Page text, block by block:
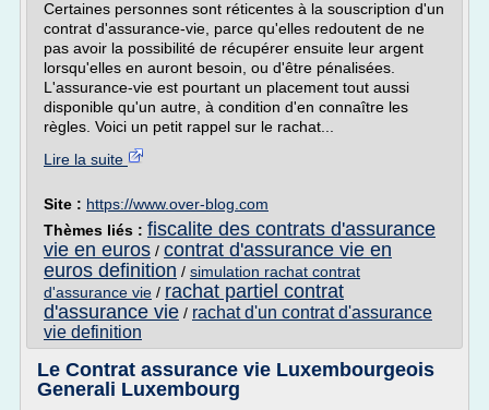
Certaines personnes sont réticentes à la souscription d'un
contrat d'assurance-vie, parce qu'elles redoutent de ne
pas avoir la possibilité de récupérer ensuite leur argent
lorsqu'elles en auront besoin, ou d'être pénalisées.
L'assurance-vie est pourtant un placement tout aussi
disponible qu'un autre, à condition d'en connaître les
règles. Voici un petit rappel sur le rachat...
Lire la suite
Site : https://www.over-blog.com
Thèmes liés : fiscalite des contrats d'assurance
vie en euros / contrat d'assurance vie en
euros definition / simulation rachat contrat
d'assurance vie / rachat partiel contrat
d'assurance vie / rachat d'un contrat d'assurance
vie definition
Le Contrat assurance vie Luxembourgeois
Generali Luxembourg